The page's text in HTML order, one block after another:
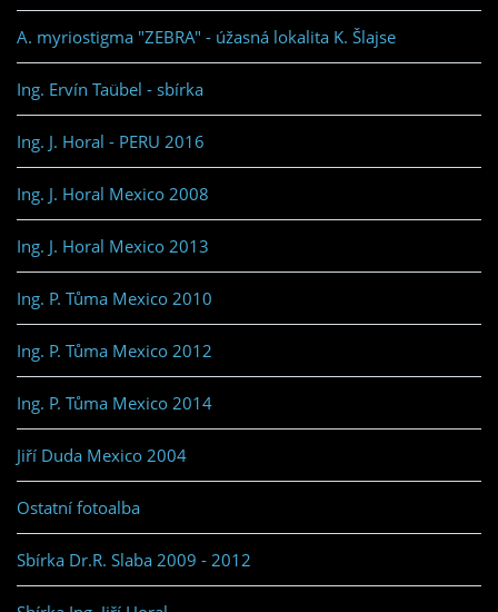
A. myriostigma "ZEBRA" - úžasná lokalita K. Šlajse
Ing. Ervín Taübel - sbírka
Ing. J. Horal - PERU 2016
Ing. J. Horal Mexico 2008
Ing. J. Horal Mexico 2013
Ing. P. Tůma Mexico 2010
Ing. P. Tůma Mexico 2012
Ing. P. Tůma Mexico 2014
Jiří Duda Mexico 2004
Ostatní fotoalba
Sbírka Dr.R. Slaba 2009 - 2012